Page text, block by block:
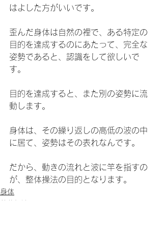
はよした方がいいです。
歪んだ身体は自然の裡で、ある特定の
目的を達成するのにあたって、完全な
姿勢であると、認識をして欲しいで
す。
目的を達成すると、また別の姿勢に流
動します。
身体は、その繰り返しの高低の波の中
に居て、姿勢はその表れなんです。
だから、動きの流れと波に竿を指すの
が、整体操法の目的となります。
身体